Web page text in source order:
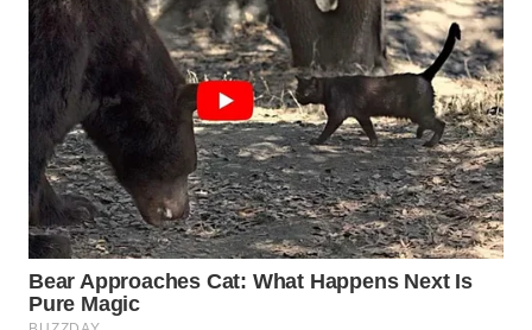
WN
INDRAMAYU
WN
KUNINGAN
WN
MAJALENGKA
WN
SUBANG